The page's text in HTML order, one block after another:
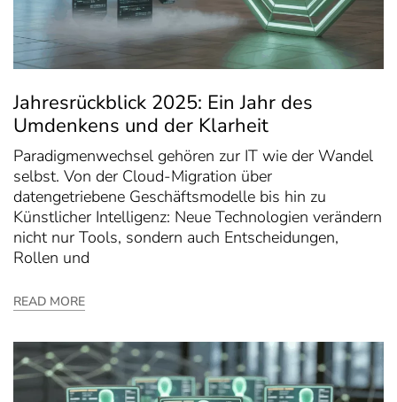
Jahresrückblick 2025: Ein Jahr des
Umdenkens und der Klarheit
Paradigmenwechsel gehören zur IT wie der Wandel
selbst. Von der Cloud-Migration über
datengetriebene Geschäftsmodelle bis hin zu
Künstlicher Intelligenz: Neue Technologien verändern
nicht nur Tools, sondern auch Entscheidungen,
Rollen und
READ MORE